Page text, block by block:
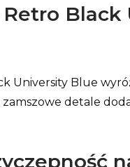
Retro
University Blue
zamszowe detale